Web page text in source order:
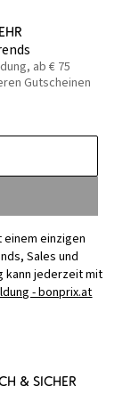
ab € 75
Gutscheinen
einzigen
Sales und
kann jederzeit mit
- bonprix.at
& sicher